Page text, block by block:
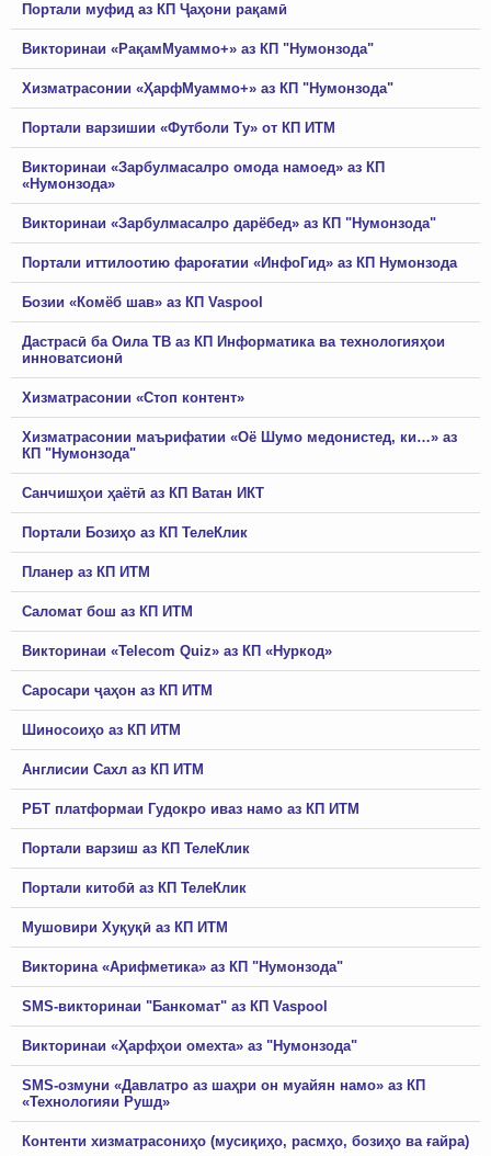
Портали муфид аз КП Ҷаҳони рақамӣ
Викторинаи «РақамМуаммо+» аз КП "Нумонзода"
Хизматрасонии «ҲарфМуаммо+» аз КП "Нумонзода"
Портали варзишии «Футболи Ту» от КП ИТМ
Викторинаи «Зарбулмасалро омода намоед» аз КП
«Нумонзода»
Викторинаи «Зарбулмасалро дарёбед» аз КП "Нумонзода"
Портали иттилоотию фароғатии «ИнфоГид» аз КП Нумонзода
Бозии «Комёб шав» аз КП Vaspool
Дастрасӣ ба Оила ТВ аз КП Информатика ва технологияҳои
инноватсионӣ
Хизматрасонии «Стоп контент»
Хизматрасонии маърифатии «Оё Шумо медонистед, ки…» аз
КП "Нумонзода"
Санчишҳои ҳаётӣ аз КП Ватан ИКТ
Портали Бозиҳо аз КП ТелеКлик
Планер аз КП ИТМ
Саломат бош аз КП ИТМ
Викторинаи «Telecom Quiz» аз КП «Нуркод»
Саросари ҷаҳон аз КП ИТМ
Шиносоиҳо аз КП ИТМ
Англисии Сахл аз КП ИТМ
РБТ платформаи Гудокро иваз намо аз КП ИТМ
Портали варзиш аз КП ТелеКлик
Портали китобӣ аз КП ТелеКлик
Мушовири Хуқуқӣ аз КП ИТМ
Викторина «Арифметика» аз КП "Нумонзода"
SMS-викторинаи "Банкомат" аз КП Vaspool
Викторинаи «Ҳарфҳои омехта» аз "Нумонзода"
SMS-озмуни «Давлатро аз шаҳри он муайян намо» аз КП
«Технологияи Рушд»
Контенти хизматрасониҳо (мусиқиҳо, расмҳо, бозиҳо ва ғайра)